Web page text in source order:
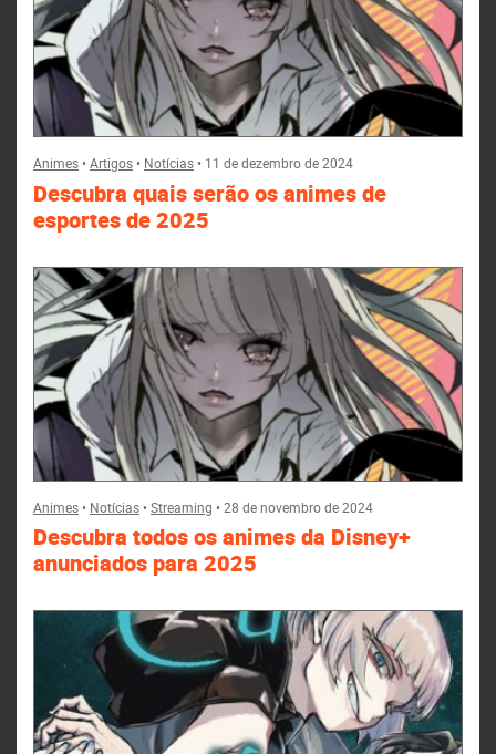
Animes•Artigos• Notícias• 11 de dezembro de 2024
Descubra quais serão os animes de
esportes de 2025
Animes• Notícias•Streaming •28 de novembro de 2024
Descubra todos os animes da Disney+
anunciados para 2025